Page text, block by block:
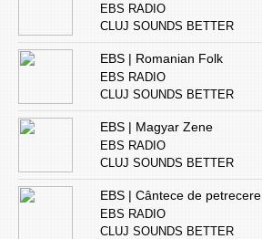
EBS RADIO
CLUJ SOUNDS BETTER
EBS | Romanian Folk
EBS RADIO
CLUJ SOUNDS BETTER
EBS | Magyar Zene
EBS RADIO
CLUJ SOUNDS BETTER
EBS | Cântece de petrecere
EBS RADIO
CLUJ SOUNDS BETTER